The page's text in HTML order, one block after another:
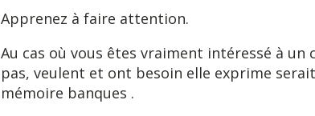
Apprenez à faire attention.
Au cas où vous êtes vraiment intéressé à
pas, veulent et ont besoin elle exprime
mémoire banques .